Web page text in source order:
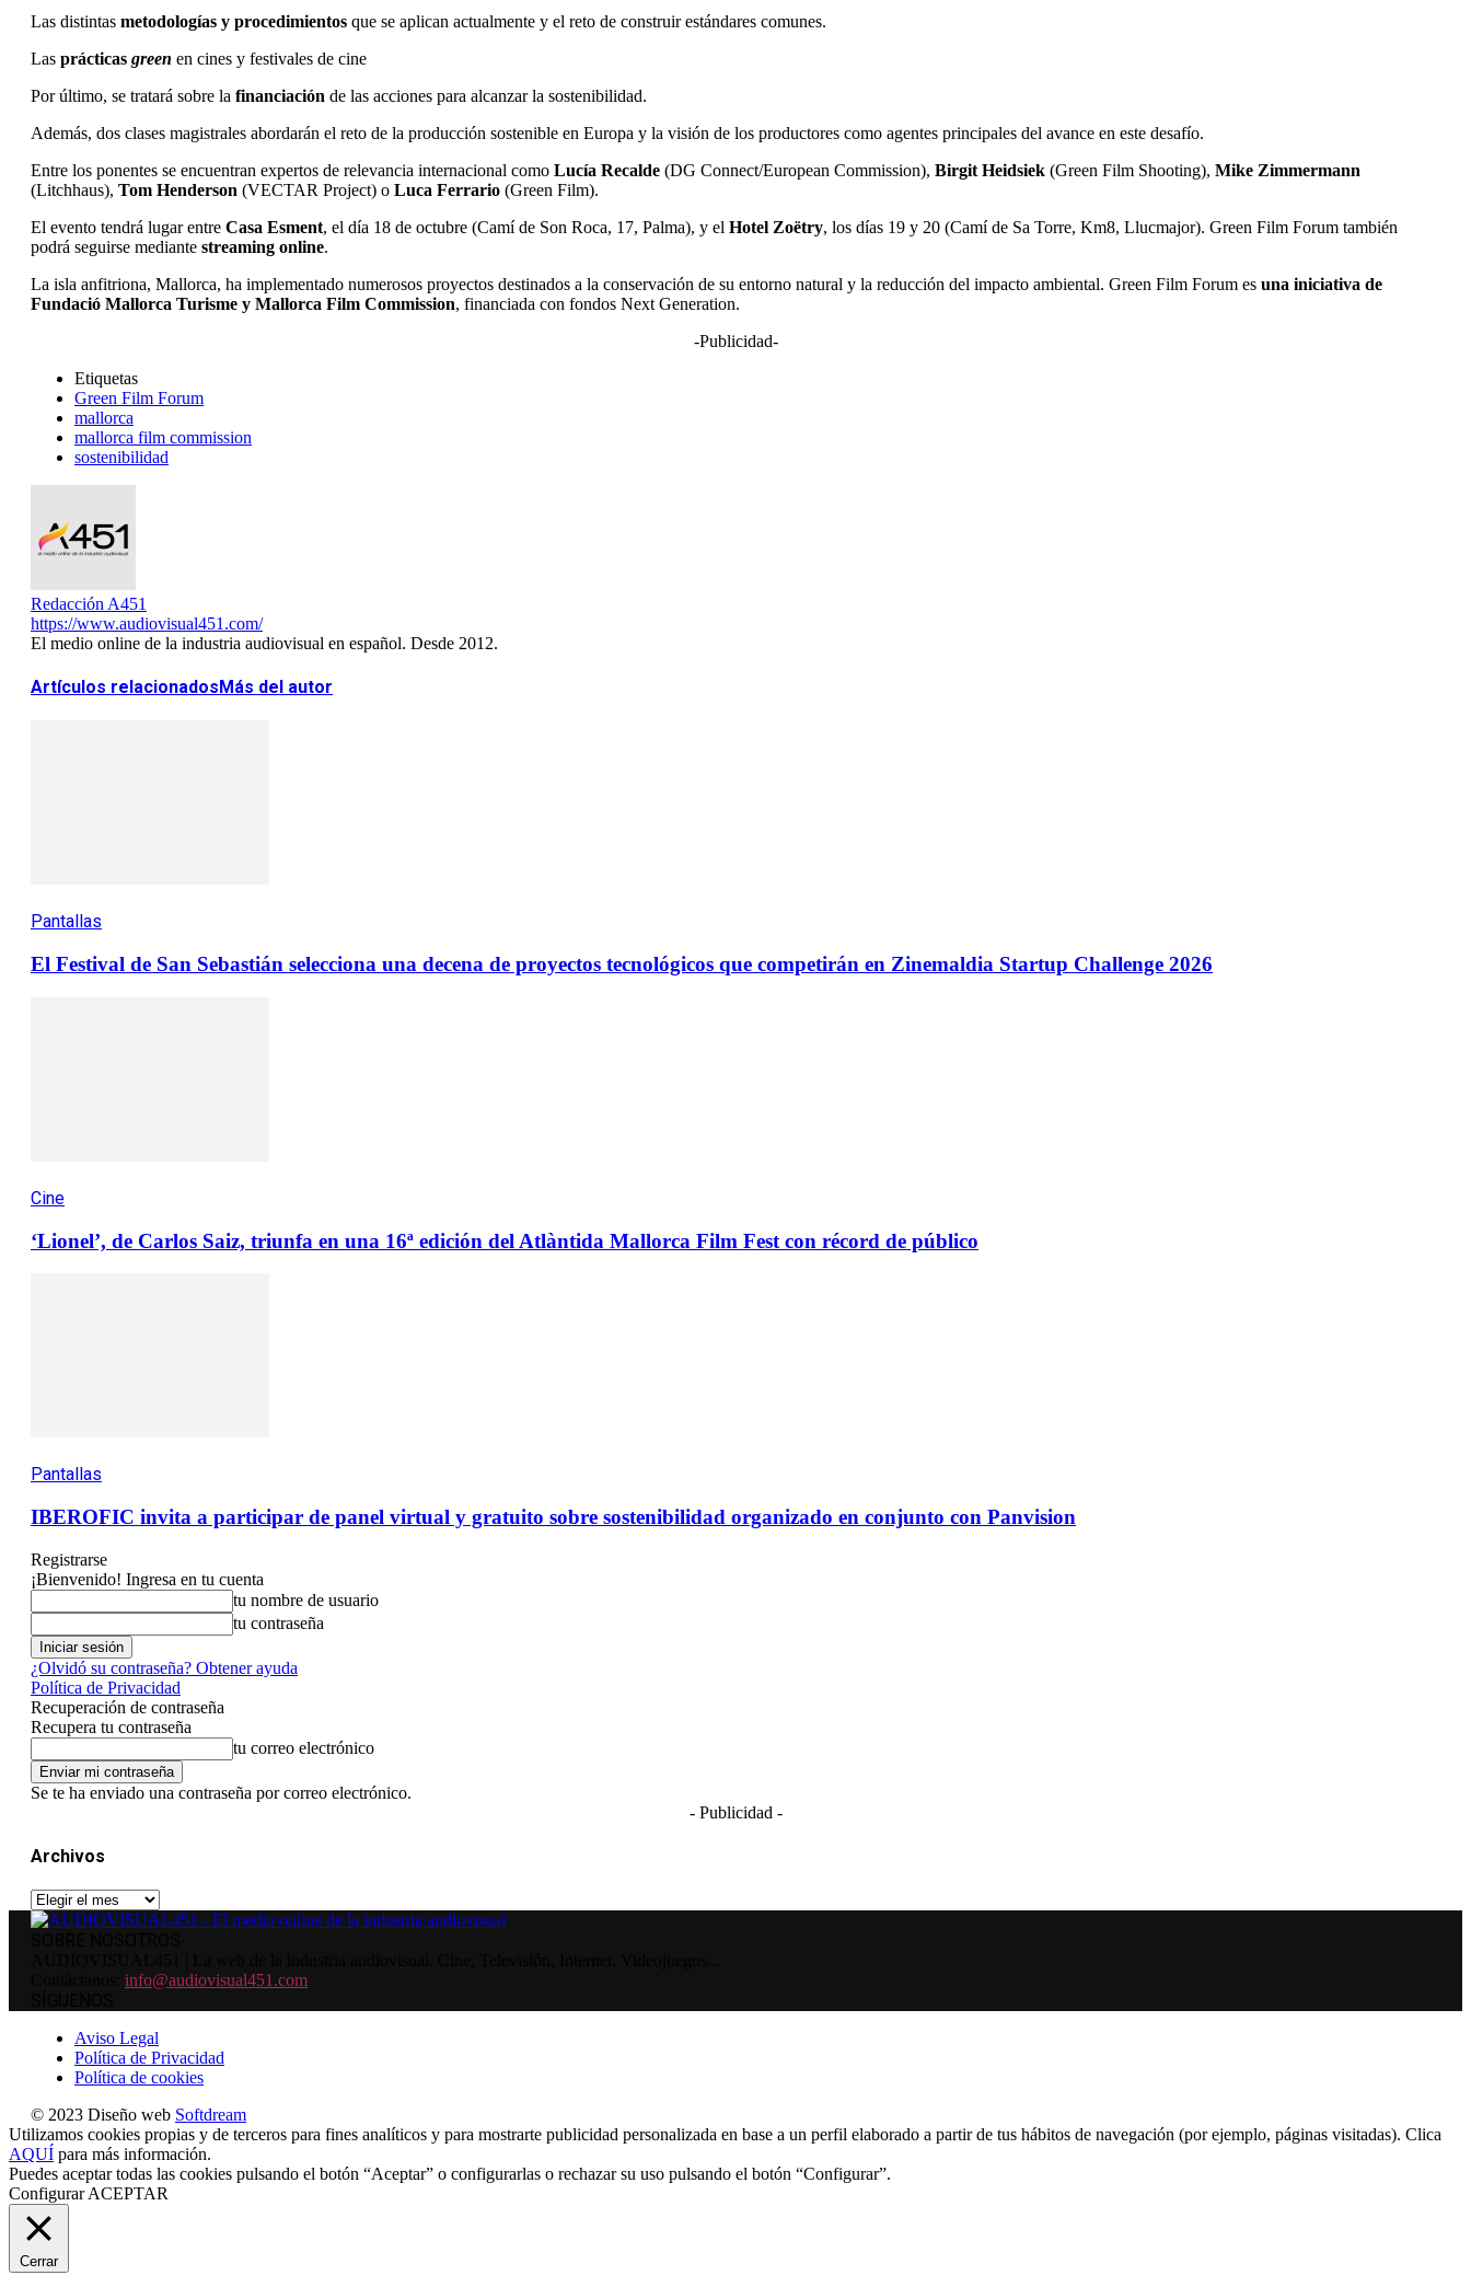
Las distintas metodologías y procedimientos que se aplican actualmente y el reto de construir estándares comunes.
Las prácticas green en cines y festivales de cine
Por último, se tratará sobre la financiación de las acciones para alcanzar la sostenibilidad.
Además, dos clases magistrales abordarán el reto de la producción sostenible en Europa y la visión de los productores como agentes principales del avance en este desafío.
Entre los ponentes se encuentran expertos de relevancia internacional como Lucía Recalde (DG Connect/European Commission), Birgit Heidsiek (Green Film Shooting), Mike Zimmermann
(Litchhaus), Tom Henderson (VECTAR Project) o Luca Ferrario (Green Film).
El evento tendrá lugar entre Casa Esment, el día 18 de octubre (Camí de Son Roca, 17, Palma), y el Hotel Zoëtry, los días 19 y 20 (Camí de Sa Torre, Km8, Llucmajor). Green Film Forum también
podrá seguirse mediante streaming online.
La isla anfitriona, Mallorca, ha implementado numerosos proyectos destinados a la conservación de su entorno natural y la reducción del impacto ambiental. Green Film Forum es una iniciativa de
Fundació Mallorca Turisme y Mallorca Film Commission, financiada con fondos Next Generation.
-Publicidad-
Etiquetas
Green Film Forum
mallorca
mallorca film commission
sostenibilidad
Redacción A451
https://www.audiovisual451.com/
El medio online de la industria audiovisual en español. Desde 2012.
Artículos relacionadosMás del autor
Pantallas
El Festival de San Sebastián selecciona una decena de proyectos tecnológicos que competirán en Zinemaldia Startup Challenge 2026
Cine
‘Lionel’, de Carlos Saiz, triunfa en una 16ª edición del Atlàntida Mallorca Film Fest con récord de público
Pantallas
IBEROFIC invita a participar de panel virtual y gratuito sobre sostenibilidad organizado en conjunto con Panvision
Registrarse
¡Bienvenido! Ingresa en tu cuenta
tu nombre de usuario
tu contraseña
¿Olvidó su contraseña? Obtener ayuda
Política de Privacidad
Recuperación de contraseña
Recupera tu contraseña
tu correo electrónico
Se te ha enviado una contraseña por correo electrónico.
- Publicidad -
Archivos
Archivos
info@audiovisual451.com
Aviso Legal
Política de Privacidad
Política de cookies
© 2023 Diseño web Softdream
Utilizamos cookies propias y de terceros para fines analíticos y para mostrarte publicidad personalizada en base a un perfil elaborado a partir de tus hábitos de navegación (por ejemplo, páginas visitadas). Clica
AQUÍ para más información.
Puedes aceptar todas las cookies pulsando el botón “Aceptar” o configurarlas o rechazar su uso pulsando el botón “Configurar”.
Configurar ACEPTAR
Cerrar